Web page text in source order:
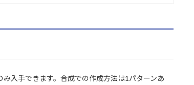
入手できます。合成での作成方法は1パターンあ